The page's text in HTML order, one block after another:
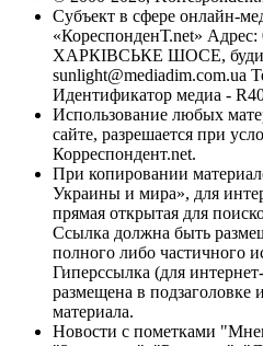
Субъект в сфере онлайн-
«КореспонденТ.net» Адрес:
ХАРКІВСЬКЕ ШОСЕ,
sunlight@mediadim.com.ua
Идентификатор медиа -
Использование любых
сайте, разрешается при
Корреспондент.net.
При копировании
Украины и мира», для
прямая открытая для
Ссылка должна быть
полного либо частичного
Гиперссылка (для
размещена в подзаголовке
материала.
Новости с пометками